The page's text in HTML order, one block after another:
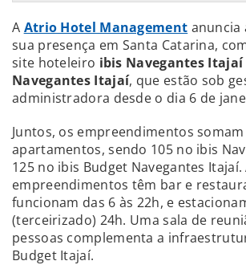
A Atrio Hotel Management anuncia
sua presença em Santa Catarina,
site hoteleiro ibis Navegantes Itajaí
Navegantes Itajaí, que estão sob
administradora desde o dia 6 de
Juntos, os empreendimentos
apartamentos, sendo 105 no ibis
125 no ibis Budget Navegantes Itajaí.
empreendimentos têm bar e
funcionam das 6 às 22h, e
(terceirizado) 24h. Uma sala de
pessoas complementa a
Budget Itajaí.